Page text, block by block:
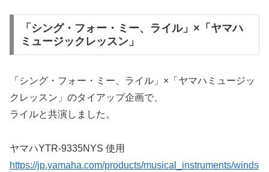
「シング・フォー・ミー、ライル」×「ヤマハ
ミュージックレッスン」
「シング・フォー・ミー、ライル」×「ヤマハミュージッ
クレッスン」のタイアップ企画で、
ライルと共演しました。
ヤマハYTR-9335NYS 使用
https://jp.yamaha.com/products/musical_instruments/winds